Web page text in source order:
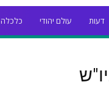
דעות עולם יהודי כלכלה